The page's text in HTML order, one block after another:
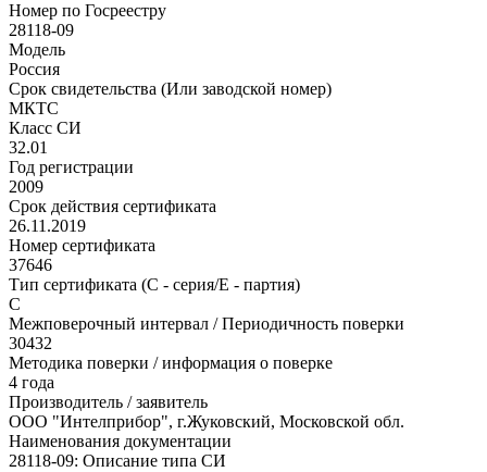
Номер по Госреестру
28118-09
Модель
Россия
Срок свидетельства (Или заводской номер)
МКТС
Класс СИ
32.01
Год регистрации
2009
Срок действия сертификата
26.11.2019
Номер сертификата
37646
Тип сертификата (C - серия/E - партия)
С
Межповерочный интервал / Периодичность поверки
30432
Методика поверки / информация о поверке
4 года
Производитель / заявитель
ООО "Интелприбор", г.Жуковский, Московской обл.
Наименования документации
28118-09: Описание типа СИ